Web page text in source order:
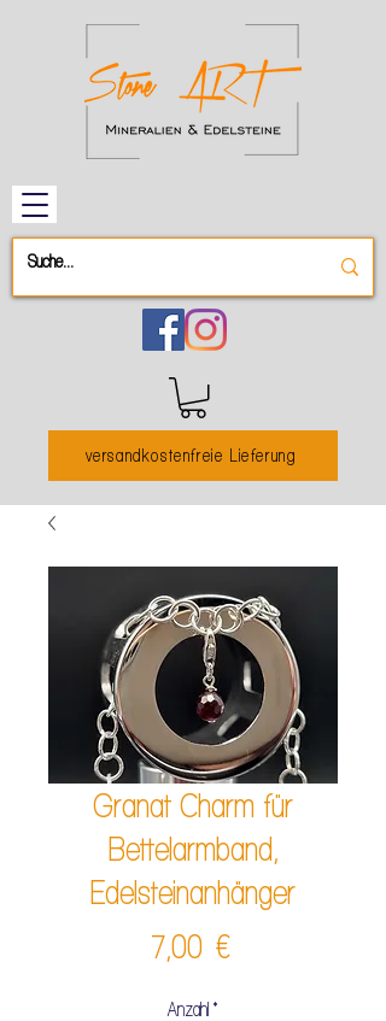
versandkostenfreie Lieferung
Granat Charm für
Bettelarmband,
Edelsteinanhänger
7,00 €Preis
Anzahl *